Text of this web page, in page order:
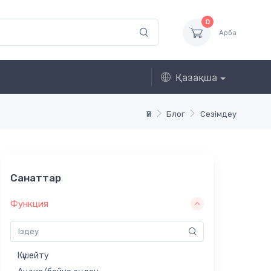
0
Арба
Қазақша
Үй Блог Сезімдеу
Санаттар
Функция
Күшейту